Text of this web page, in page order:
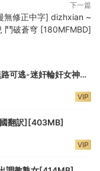
下一篇
無修正中字] dizhxian ~
鬥破蒼穹 [180MFMBD]
可逃-迷奸輪奸女神
VIP
翻訳][403MB]
VIP